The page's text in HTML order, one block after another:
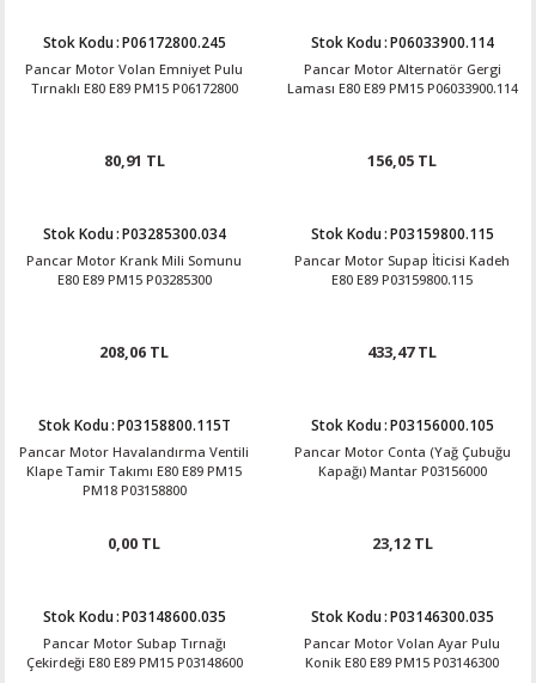
Stok Kodu:P06172800.245
Pancar Motor Volan Emniyet Pulu
Tırnaklı E80 E89 PM15 P06172800
80,91 TL
Stok Kodu:P06033900.114
Pancar Motor Alternatör Gergi
Laması E80 E89 PM15 P06033900.114
156,05 TL
Stok Kodu:P03285300.034
Pancar Motor Krank Mili Somunu
E80 E89 PM15 P03285300
208,06 TL
Stok Kodu:P03159800.115
Pancar Motor Supap İticisi Kadeh
E80 E89 P03159800.115
433,47 TL
Stok Kodu:P03158800.115T
Pancar Motor Havalandırma Ventili
Klape Tamir Takımı E80 E89 PM15
PM18 P03158800
0,00 TL
Stok Kodu:P03156000.105
Pancar Motor Conta (Yağ Çubuğu
Kapağı) Mantar P03156000
23,12 TL
Stok Kodu:P03148600.035
Pancar Motor Subap Tırnağı
Çekirdeği E80 E89 PM15 P03148600
Stok Kodu:P03146300.035
Pancar Motor Volan Ayar Pulu
Konik E80 E89 PM15 P03146300